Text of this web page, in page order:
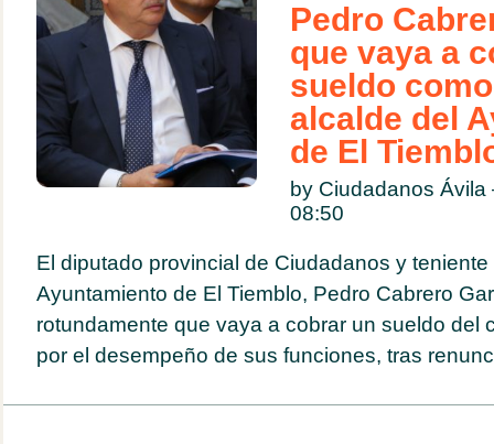
Pedro
que vaya a
sueldo
alcalde del
de El
by Ciudadanos
08:50
El diputado provincial de Ciudadanos y
Ayuntamiento de El Tiemblo, Pedro Cabrero
rotundamente que vaya a cobrar un sueldo del
por el desempeño de sus funciones, tras